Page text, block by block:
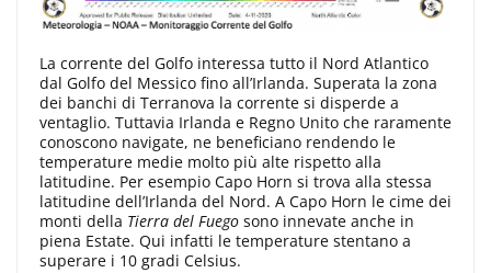
La corrente del Golfo interessa tutto il Nord Atlantico
dal Golfo del Messico fino all’Irlanda. Superata la zona
dei banchi di Terranova la corrente si disperde a
ventaglio. Tuttavia Irlanda e Regno Unito che raramente
conoscono navigate, ne beneficiano rendendo le
temperature medie molto più alte rispetto alla
latitudine. Per esempio Capo Horn si trova alla stessa
latitudine dell’Irlanda del Nord. A Capo Horn le cime dei
monti della Tierra del Fuego sono innevate anche in
piena Estate. Qui infatti le temperature stentano a
superare i 10 gradi Celsius.